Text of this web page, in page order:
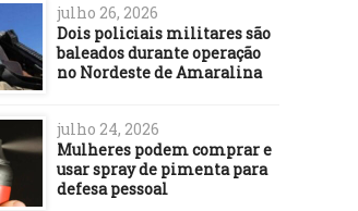
julho 26, 2026
Dois policiais militares são
baleados durante operação
no Nordeste de Amaralina
julho 24, 2026
Mulheres podem comprar e
usar spray de pimenta para
defesa pessoal